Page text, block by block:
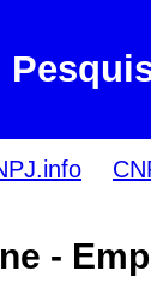
-